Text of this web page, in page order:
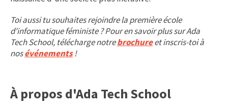
Toi aussi tu souhaites rejoindre la première école
d'informatique féministe ? Pour en savoir plus sur Ada
Tech School, télécharge notrebrochureet inscris-toi à
nosévénements!
À propos d'Ada Tech School